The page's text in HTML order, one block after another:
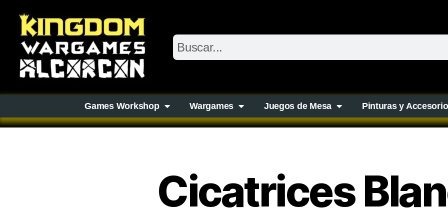
Games Workshop Wargames Juegos de Mesa Pinturas y
Cicatrices